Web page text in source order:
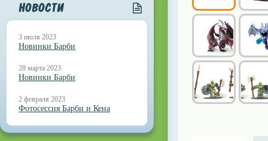
НОВОСТИ
3 июля 2023
Новинки Барби
28 марта 2023
Новинки Барби
2 февраля 2023
Фотосессия Барби и Кена